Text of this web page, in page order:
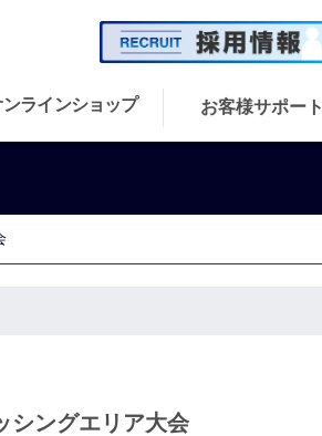
ンラインショップ お客様サポート
シングエリア大会